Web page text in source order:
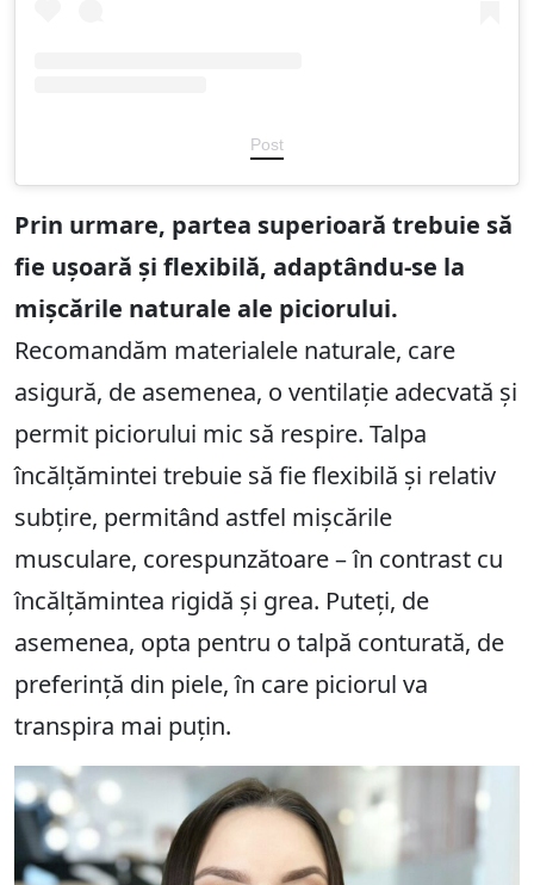
Post
Prin urmare, partea superioară trebuie să
fie ușoară și flexibilă, adaptându-se la
mișcările naturale ale piciorului.
Recomandăm materialele naturale, care
asigură, de asemenea, o ventilație adecvată și
permit piciorului mic să respire. Talpa
încălțămintei trebuie să fie flexibilă și relativ
subțire, permitând astfel mișcările
musculare, corespunzătoare – în contrast cu
încălțămintea rigidă și grea. Puteți, de
asemenea, opta pentru o talpă conturată, de
preferință din piele, în care piciorul va
transpira mai puțin.